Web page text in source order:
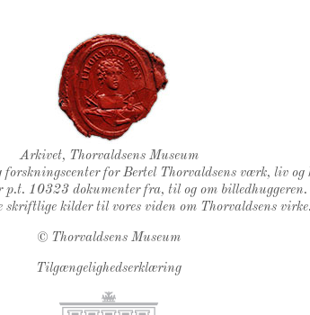
Thorvaldsens Segl
Arkivet, Thorvaldsens Museum
forskningscenter for Bertel Thorvaldsens værk, liv og
10323 dokumenter fra, til og om billedhuggeren.
skriftlige kilder til vores viden om Thorvaldsens virke.
© Thorvaldsens Museum
Tilgængelighedserklæring